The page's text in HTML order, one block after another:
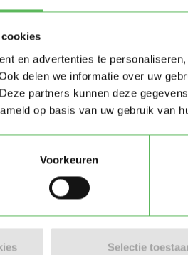
en advertenties te
delen we informatie over uw
partners kunnen deze
op basis van uw gebruik van
Voorkeuren
Selectie